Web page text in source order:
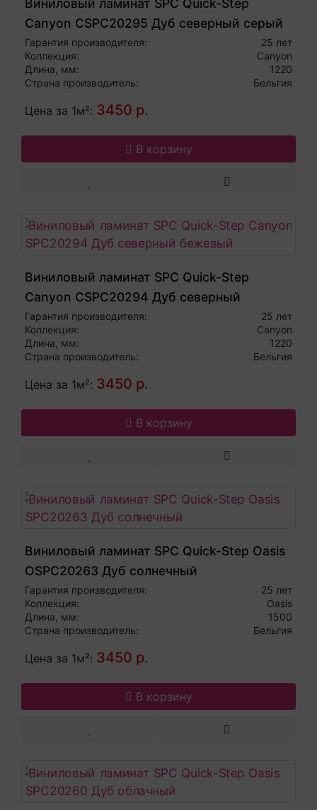
Canyon CSPC20295 Дуб северный серый
Гарантия производителя:
25 лет
Коллекция:
Canyon
Длина, мм:
1220
Страна производитель:
Бельгия
Цена за 1м²: 3450 р.
В корзину
Виниловый ламинат SPC Quick-Step
Canyon CSPC20294 Дуб северный
бежевый
Гарантия производителя:
25 лет
Коллекция:
Canyon
Длина, мм:
1220
Страна производитель:
Бельгия
Цена за 1м²: 3450 р.
В корзину
Виниловый ламинат SPC Quick-Step Oasis
OSPC20263 Дуб солнечный
Гарантия производителя:
25 лет
Коллекция:
Oasis
Длина, мм:
1500
Страна производитель:
Бельгия
Цена за 1м²: 3450 р.
В корзину